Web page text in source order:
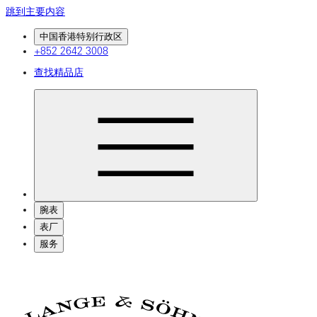
跳到主要内容
中国香港特别行政区
+852 2642 3008
查找精品店
腕表
表厂
服务